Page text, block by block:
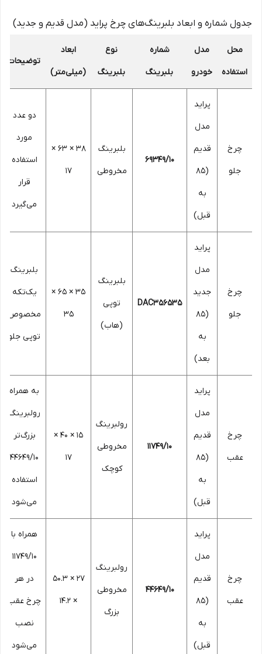
جدول شماره و ابعاد بلبرینگ‌های چرخ پراید (مدل قدیم و جدید)
محل
استفاده
مدل
خودرو
شماره
بلبرینگ
نوع
بلبرینگ
ابعاد
(میلی‌متر)
توضیحات
چرخ
جلو
پراید
مدل
قدیم
(85
به
قبل)
69349/10
بلبرینگ
مخروطی
38 × 63 ×
17
دو عدد
مورد
استفاده
قرار
می‌گیرد
چرخ
جلو
پراید
مدل
جدید
(85
به
بعد)
DAC356535
بلبرینگ
توپی
(هاب)
35 × 65 ×
35
بلبرینگ
یک‌تکه
مخصوص
توپی جلو
چرخ
عقب
پراید
مدل
قدیم
(85
به
قبل)
11749/10
رولبرینگ
مخروطی
کوچک
15 × 40 ×
17
به همراه
رولبرینگ
بزرگ‌تر
44649/10
استفاده
می‌شود
چرخ
عقب
پراید
مدل
قدیم
(85
به
قبل)
44649/10
رولبرینگ
مخروطی
بزرگ
27 × 50.3
× 14.2
همراه با
11749/10
در هر
چرخ عقب
نصب
می‌شود